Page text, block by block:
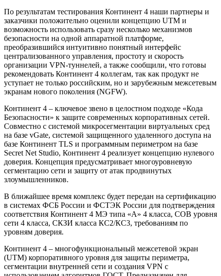
По результатам тестирования Континент 4 наши партнеры и
заказчики положительно оценили концепцию UTM и
возможность использовать сразу несколько механизмов
безопасности на одной аппаратной платформе,
преобразившийся интуитивно понятный интерфейс
централизованного управления, простоту и скорость
организации VPN-туннелей, а также сообщили, что готовы
рекомендовать Континент 4 коллегам, так как продукт не
уступает не только российским, но и зарубежным межсетевым
экранам нового поколения (NGFW).
Континент 4 – ключевое звено в целостном подходе «Кода
Безопасности» к защите современных корпоративных сетей.
Совместно с системой микросегментации виртуальных сред
на базе vGate, системой защищенного удаленного доступа на
базе Континент TLS и программным периметром на базе
Secret Net Studio, Континент 4 реализует концепцию нулевого
доверия. Концепция предусматривает многоуровневую
сегментацию сети и защиту от атак продвинутых
злоумышленников.
В ближайшее время комплекс будет передан на сертификацию
в системах ФСБ России и ФСТЭК России для подтверждения
соответствия Континент 4 МЭ типа «А» 4 класса, СОВ уровня
сети 4 класса, СКЗИ класса КС2/КС3, требованиям по
уровням доверия.
Континент 4 – многофункциональный межсетевой экран
(UTM) корпоративного уровня для защиты периметра,
сегментации внутренней сети и создания VPN с